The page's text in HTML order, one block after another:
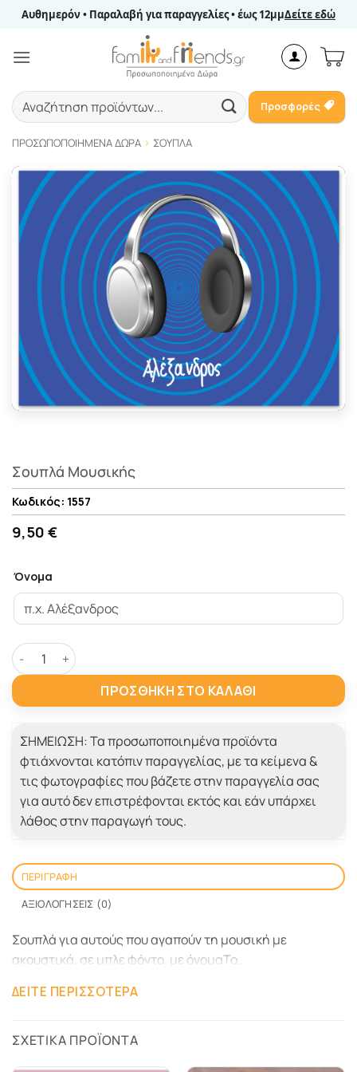
Μετάβαση
περιεχόμενο
Αυθημερόν • Παραλαβή για παραγγελίες • έως 12μμΔείτε εδώ
Αναζήτηση
για:
Προσφορές
ΠΡΟΣΩΠΟΠΟΙΗΜΈΝΑ ΔΏΡΑ ΣΟΥΠΛΆ
Σουπλά Μουσικής
1557
9,50 €
Όνομα
Σουπλά Μουσικής ποσότητα
ΠΡΟΣΘΉΚΗ ΣΤΟ ΚΑΛΆΘΙ
ΣΗΜΕΙΩΣΗ:Τα προσωποποιημένα προϊόντα
φτιάχνονται κατόπιν παραγγελίας, με τα κείμενα &
τις φωτογραφίες που βάζετε στην παραγγελία σας
για αυτό δεν επιστρέφονται εκτός και εάν υπάρχει
λάθος στην παραγωγή τους.
ΠΕΡΙΓΡΑΦΉ
ΑΞΙΟΛΟΓΉΣΕΙΣ (0)
Σουπλά για αυτούς που αγαπούν τη μουσική με
ακουστικά, σε μπλε φόντο, με όνομαΤο
το δώρο που θα φτιαχτεί αποκλειστικά για το παιδί που
στο τραπέζι για να συνοδεύει το πρωινό, το
ΔΕΊΤΕ ΠΕΡΙΣΣΌΤΕΡΑ
ΣΧΕΤΙΚΆ ΠΡΟΪΌΝΤΑ